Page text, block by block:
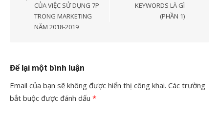
viết
CỦA VIỆC SỬ DỤNG 7P
TRONG MARKETING
NĂM 2018-2019
KEYWORDS LÀ GÌ
(PHẦN 1)
Để lại một bình luận
Email của bạn sẽ không được hiển thị công khai. Các trường
bắt buộc được đánh dấu *